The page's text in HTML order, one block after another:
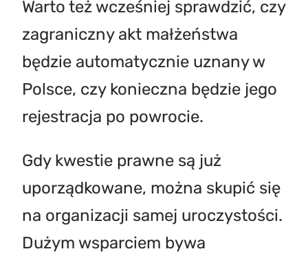
Warto też wcześniej sprawdzić, czy
zagraniczny akt małżeństwa
będzie automatycznie uznany w
Polsce, czy konieczna będzie jego
rejestracja po powrocie.
Gdy kwestie prawne są już
uporządkowane, można skupić się
na organizacji samej uroczystości.
Dużym wsparciem bywa